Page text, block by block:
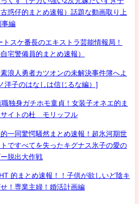
惑仔的まとめ速報）話題な動画取り上
事編
スケ番長のエキストラ芸能情報局！
宅警備員的まとめ速報）
浪人勇者カツオンの未解決事件簿へよ
洋子のはなしは信じるな編）]
身ガチホモ童貞！女装子オネエ的ま
サイトの杜 モリッフル
一同驚愕騒然まとめ速報！超氷河期世
ですべてを失ったキグナス氷子の愛の
脱出大作戦
的まとめ速報！！子供が欲しいど陰キ
！専業主婦！婚活計画編